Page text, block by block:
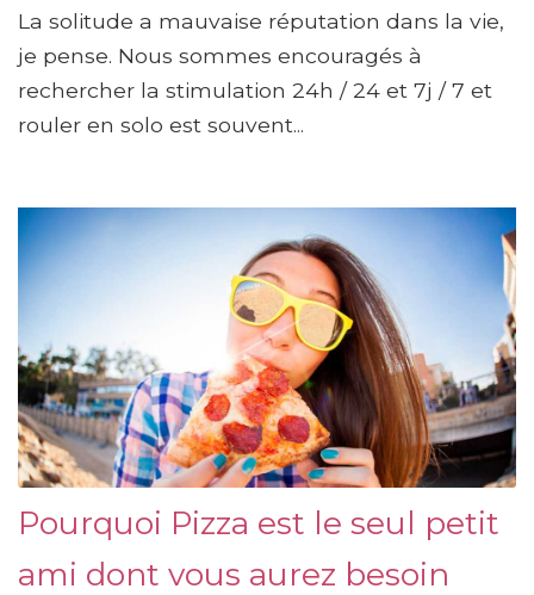
La solitude a mauvaise réputation dans la vie,
je pense. Nous sommes encouragés à
rechercher la stimulation 24h / 24 et 7j / 7 et
rouler en solo est souvent...
Pourquoi Pizza est le seul petit
ami dont vous aurez besoin